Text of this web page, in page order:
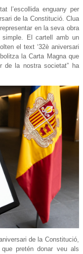
l’escollida enguany per
de la Constitució. Clua
en la seva obra
simple. El cartell amb un
el text ‘32è aniversari
la Carta Magna que
de la nostra societat” ha
de la Constitució,
pretén donar veu als